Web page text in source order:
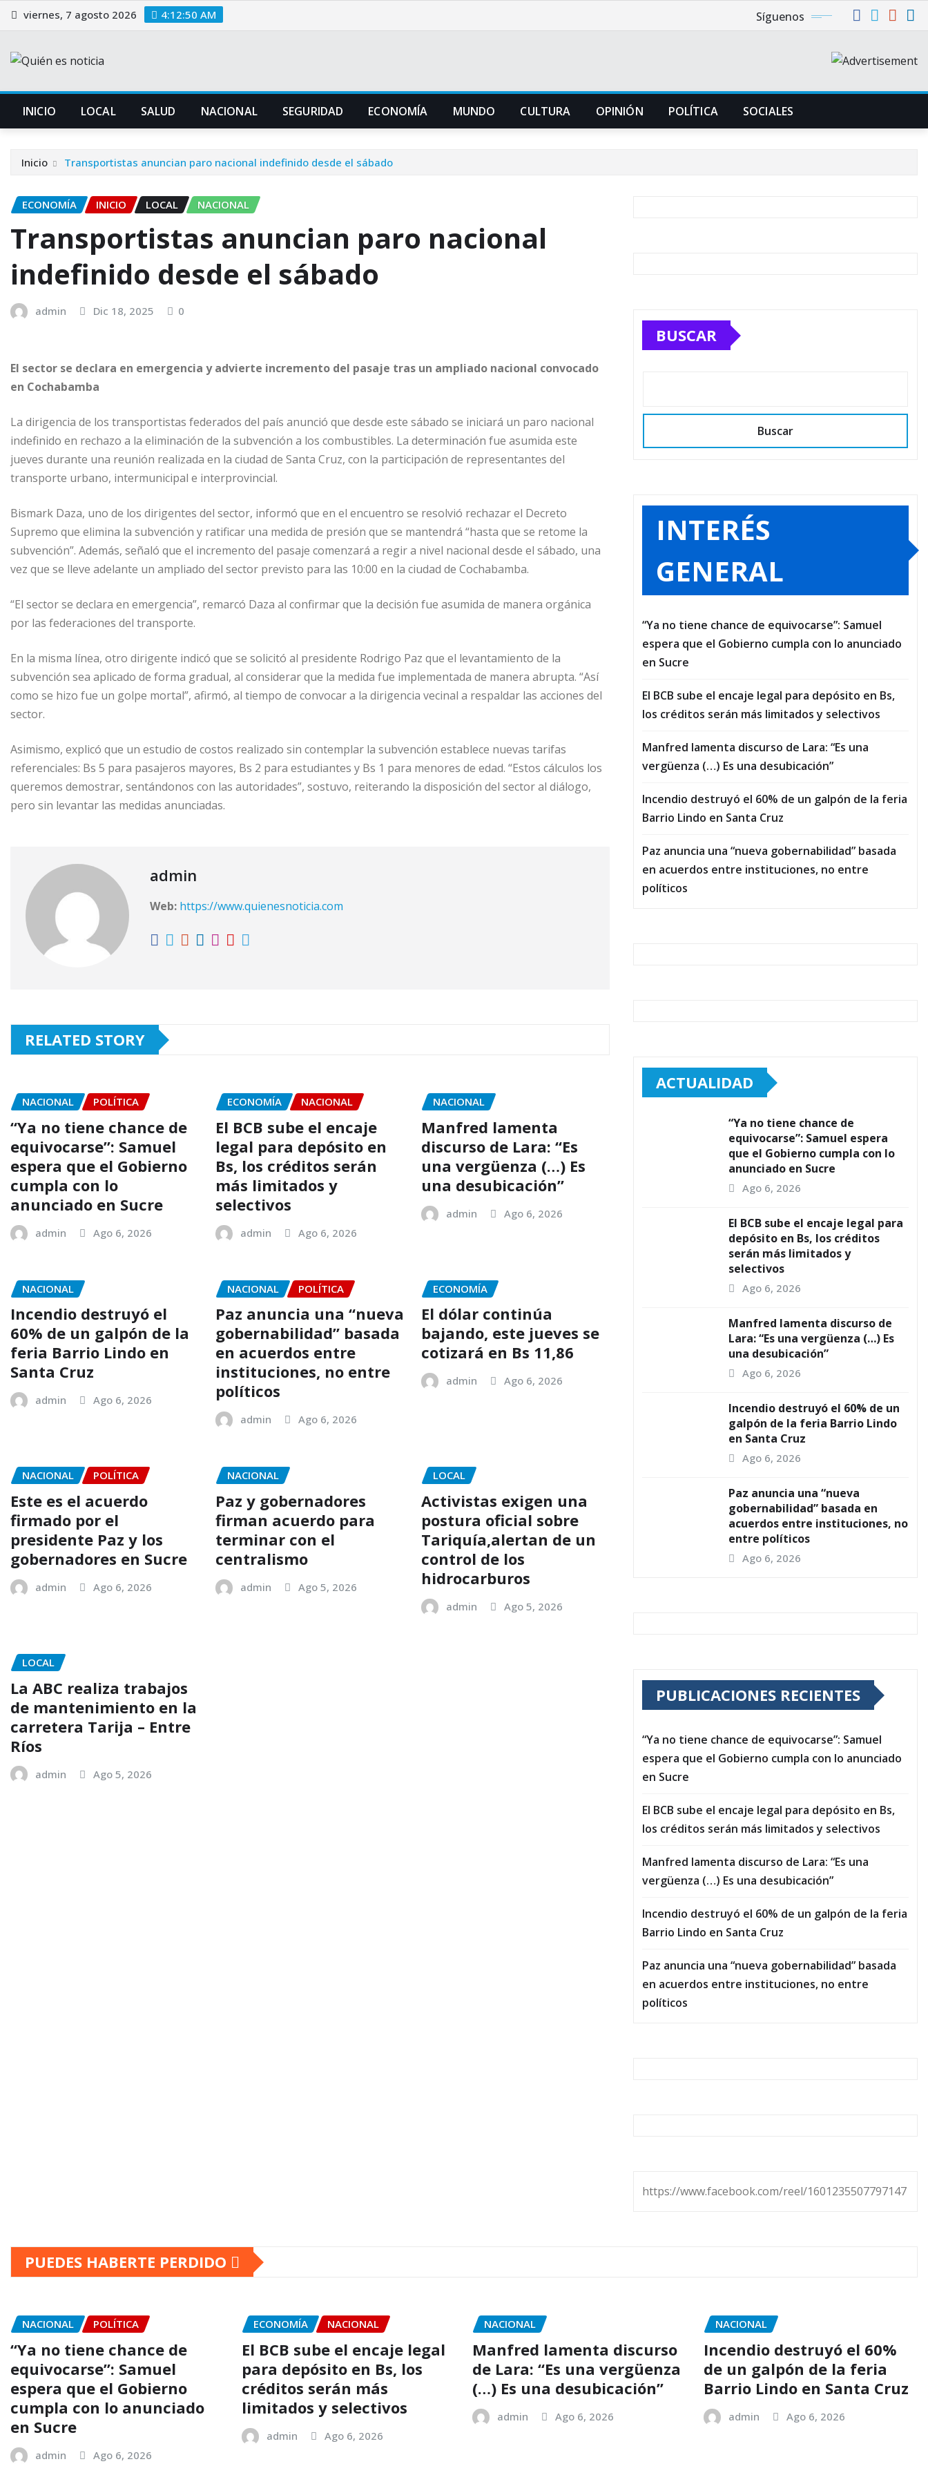
Saltar
al
viernes, 7 agosto 2026 4:12:51 AM Síguenos
INICIO LOCAL SALUD NACIONAL SEGURIDAD ECONOMÍA MUNDO CULTURA OPINIÓN POLÍTICA SOCIALES
Inicio Transportistas anuncian paro nacional indefinido desde el sábado
ECONOMÍA INICIO LOCAL NACIONAL
Transportistas anuncian paro nacional
indefinido desde el sábado
admin Dic 18, 2025 0
El sector se declara en emergencia y advierte incremento del pasaje tras un ampliado nacional convocado
en Cochabamba
La dirigencia de los transportistas federados del país anunció que desde este sábado se iniciará un paro nacional
indefinido en rechazo a la eliminación de la subvención a los combustibles. La determinación fue asumida este
jueves durante una reunión realizada en la ciudad de Santa Cruz, con la participación de representantes del
transporte urbano, intermunicipal e interprovincial.
Bismark Daza, uno de los dirigentes del sector, informó que en el encuentro se resolvió rechazar el Decreto
Supremo que elimina la subvención y ratificar una medida de presión que se mantendrá “hasta que se retome la
subvención”. Además, señaló que el incremento del pasaje comenzará a regir a nivel nacional desde el sábado, una
vez que se lleve adelante un ampliado del sector previsto para las 10:00 en la ciudad de Cochabamba.
“El sector se declara en emergencia”, remarcó Daza al confirmar que la decisión fue asumida de manera orgánica
por las federaciones del transporte.
En la misma línea, otro dirigente indicó que se solicitó al presidente Rodrigo Paz que el levantamiento de la
subvención sea aplicado de forma gradual, al considerar que la medida fue implementada de manera abrupta. “Así
como se hizo fue un golpe mortal”, afirmó, al tiempo de convocar a la dirigencia vecinal a respaldar las acciones del
sector.
Asimismo, explicó que un estudio de costos realizado sin contemplar la subvención establece nuevas tarifas
referenciales: Bs 5 para pasajeros mayores, Bs 2 para estudiantes y Bs 1 para menores de edad. “Estos cálculos los
queremos demostrar, sentándonos con las autoridades”, sostuvo, reiterando la disposición del sector al diálogo,
pero sin levantar las medidas anunciadas.
admin
Web: https://www.quienesnoticia.com
RELATED STORY
NACIONAL POLÍTICA
“Ya no tiene chance de
equivocarse”: Samuel
espera que el Gobierno
cumpla con lo
anunciado en Sucre
admin Ago 6, 2026
ECONOMÍA NACIONAL
El BCB sube el encaje
legal para depósito en
Bs, los créditos serán
más limitados y
selectivos
admin Ago 6, 2026
NACIONAL
Manfred lamenta
discurso de Lara: “Es
una vergüenza (…) Es
una desubicación”
admin Ago 6, 2026
NACIONAL
Incendio destruyó el
60% de un galpón de la
feria Barrio Lindo en
Santa Cruz
admin Ago 6, 2026
NACIONAL POLÍTICA
Paz anuncia una “nueva
gobernabilidad” basada
en acuerdos entre
instituciones, no entre
políticos
admin Ago 6, 2026
ECONOMÍA
El dólar continúa
bajando, este jueves se
cotizará en Bs 11,86
admin Ago 6, 2026
NACIONAL POLÍTICA
Este es el acuerdo
firmado por el
presidente Paz y los
gobernadores en Sucre
admin Ago 6, 2026
NACIONAL
Paz y gobernadores
firman acuerdo para
terminar con el
centralismo
admin Ago 5, 2026
LOCAL
Activistas exigen una
postura oficial sobre
Tariquía,alertan de un
control de los
hidrocarburos
admin Ago 5, 2026
LOCAL
La ABC realiza trabajos
de mantenimiento en la
carretera Tarija – Entre
Ríos
admin Ago 5, 2026
BUSCAR
Buscar
INTERÉS
GENERAL
“Ya no tiene chance de equivocarse”: Samuel
espera que el Gobierno cumpla con lo anunciado
en Sucre
El BCB sube el encaje legal para depósito en Bs,
los créditos serán más limitados y selectivos
Manfred lamenta discurso de Lara: “Es una
vergüenza (…) Es una desubicación”
Incendio destruyó el 60% de un galpón de la feria
Barrio Lindo en Santa Cruz
Paz anuncia una “nueva gobernabilidad” basada
en acuerdos entre instituciones, no entre
políticos
ACTUALIDAD
“Ya no tiene chance de
equivocarse”: Samuel espera
que el Gobierno cumpla con lo
anunciado en Sucre
Ago 6, 2026
El BCB sube el encaje legal para
depósito en Bs, los créditos
serán más limitados y
selectivos
Ago 6, 2026
Manfred lamenta discurso de
Lara: “Es una vergüenza (…) Es
una desubicación”
Ago 6, 2026
Incendio destruyó el 60% de un
galpón de la feria Barrio Lindo
en Santa Cruz
Ago 6, 2026
Paz anuncia una “nueva
gobernabilidad” basada en
acuerdos entre instituciones, no
entre políticos
Ago 6, 2026
PUBLICACIONES RECIENTES
“Ya no tiene chance de equivocarse”: Samuel
espera que el Gobierno cumpla con lo anunciado
en Sucre
El BCB sube el encaje legal para depósito en Bs,
los créditos serán más limitados y selectivos
Manfred lamenta discurso de Lara: “Es una
vergüenza (…) Es una desubicación”
Incendio destruyó el 60% de un galpón de la feria
Barrio Lindo en Santa Cruz
Paz anuncia una “nueva gobernabilidad” basada
en acuerdos entre instituciones, no entre
políticos
https://www.facebook.com/reel/1601235507797147
PUEDES HABERTE PERDIDO
NACIONAL POLÍTICA
“Ya no tiene chance de
equivocarse”: Samuel
espera que el Gobierno
cumpla con lo anunciado
en Sucre
admin Ago 6, 2026
ECONOMÍA NACIONAL
El BCB sube el encaje legal
para depósito en Bs, los
créditos serán más
limitados y selectivos
admin Ago 6, 2026
NACIONAL
Manfred lamenta discurso
de Lara: “Es una vergüenza
(…) Es una desubicación”
admin Ago 6, 2026
NACIONAL
Incendio destruyó el 60%
de un galpón de la feria
Barrio Lindo en Santa Cruz
admin Ago 6, 2026